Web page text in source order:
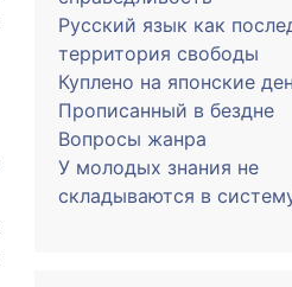
Русский язык как
территория свободы
Куплено на японские
Прописанный в бездне
Вопросы жанра
У молодых знания не
складываются в